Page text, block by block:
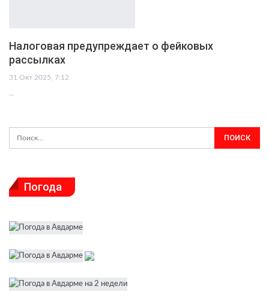
Налоговая предупреждает о фейковых
рассылках
31 Окт 2025, 7:12
Погода